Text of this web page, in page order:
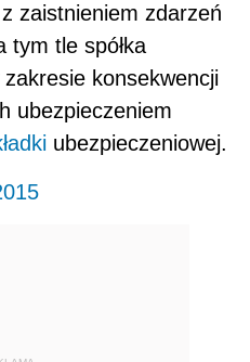
zaistnieniem zdarzeń
tym tle spółka
zakresie konsekwencji
ubezpieczeniem
ubezpieczeniowej.